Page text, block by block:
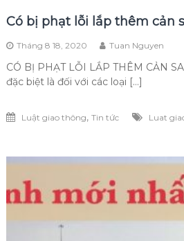
Có bị phạt lỗi lắp thêm cản
Tháng 8 18, 2020 Tuan Nguyen
CÓ BỊ PHẠT LỖI LẮP THÊM CẢN
đặc biệt là đối với các loại […]
Luật giao thông, Tin tức Luat